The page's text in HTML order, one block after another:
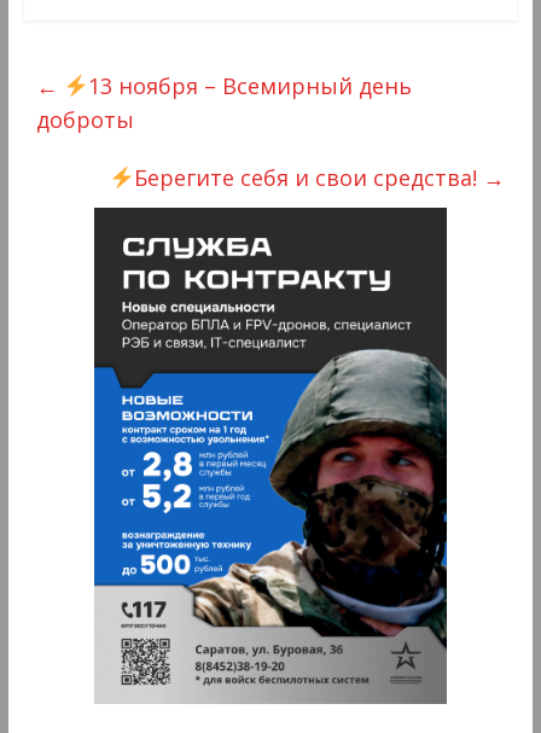
←
13 ноября – Всемирный день
доброты
Берегите себя и свои средства! →